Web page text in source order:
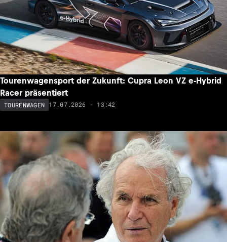
Tourenwagensport der Zukunft: Cupra Leon VZ e-Hybrid
Racer präsentiert
TOURENWAGEN 17.07.2026 - 13:42